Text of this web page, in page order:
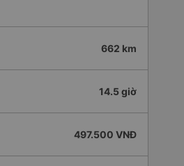
662 km
14.5 giờ
497.500 VNĐ